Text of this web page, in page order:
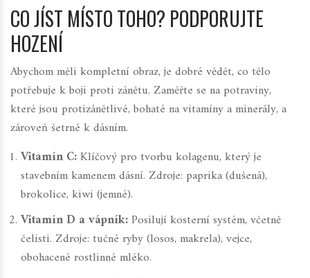
CO JÍST MÍSTO TOHO? PODPORUJTE
HOZENÍ
Abychom měli kompletní obraz, je dobré vědět, co tělo
potřebuje k boji proti zánětu. Zaměřte se na potraviny,
které jsou protizánětlivé, bohaté na vitamíny a minerály, a
zároveň šetrné k dásním.
Vitamín C:Klíčový pro tvorbu kolagenu, který je
stavebním kamenem dásní. Zdroje: paprika (dušená),
brokolice, kiwi (jemné).
Vitamín D a vápník:Posilují kosterní systém, včetně
čelisti. Zdroje: tučné ryby (losos, makrela), vejce,
obohacené rostlinné mléko.